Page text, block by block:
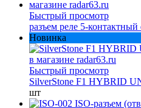
Быстрый просмотр
разъем реле 5-
Новинка
Быстрый просмотр
SilverStone F1 HYBRID
шт